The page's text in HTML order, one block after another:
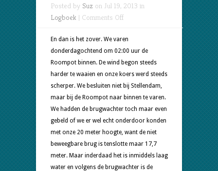
Posted by Suz on Jul 19, 2013 in
Logboek | Comments Offon
is
were
the
hart
is
En dan is het zover. We varen
donderdagochtend om 02:00 uur de
Roompot binnen. De wind begon steeds
harder te waaien en onze koers werd steeds
scherper. We besluiten niet bij Stellendam,
maar bij de Roompot naar binnen te varen.
We hadden de brugwachter toch maar even
gebeld of we er wel echt onderdoor konden
met onze 20 meter hoogte, want de niet
beweegbare brug is tenslotte maar 17,7
meter. Maar inderdaad het is inmiddels laag
water en volgens de brugwachter is de